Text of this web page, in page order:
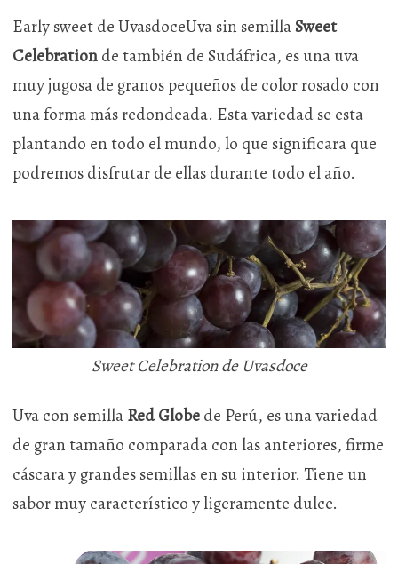
Early sweet de UvasdoceUva sin semillaSweet
Celebrationde también de Sudáfrica, es una uva
muy jugosa de granos pequeños de color rosado con
una forma más redondeada. Esta variedad se esta
plantando en todo el mundo, lo que significara que
podremos disfrutar de ellas durante todo el año.
Sweet Celebration de Uvasdoce
Uva con semillaRed Globede Perú, es una variedad
de gran tamaño comparada con las anteriores, firme
cáscara y grandes semillas en su interior. Tiene un
sabor muy característico y ligeramente dulce.